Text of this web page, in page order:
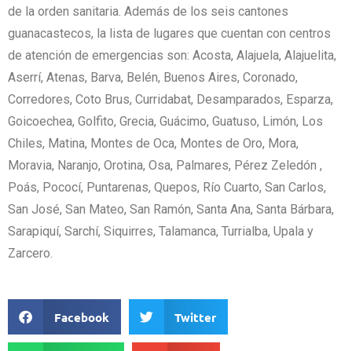
de la orden sanitaria. Además de los seis cantones
guanacastecos, la lista de lugares que cuentan con centros
de atención de emergencias son: Acosta, Alajuela, Alajuelita,
Aserrí, Atenas, Barva, Belén, Buenos Aires, Coronado,
Corredores, Coto Brus, Curridabat, Desamparados, Esparza,
Goicoechea, Golfito, Grecia, Guácimo, Guatuso, Limón, Los
Chiles, Matina, Montes de Oca, Montes de Oro, Mora,
Moravia, Naranjo, Orotina, Osa, Palmares, Pérez Zeledón ,
Poás, Pococí, Puntarenas, Quepos, Río Cuarto, San Carlos,
San José, San Mateo, San Ramón, Santa Ana, Santa Bárbara,
Sarapiquí, Sarchí, Siquirres, Talamanca, Turrialba, Upala y
Zarcero.
Facebook Twitter